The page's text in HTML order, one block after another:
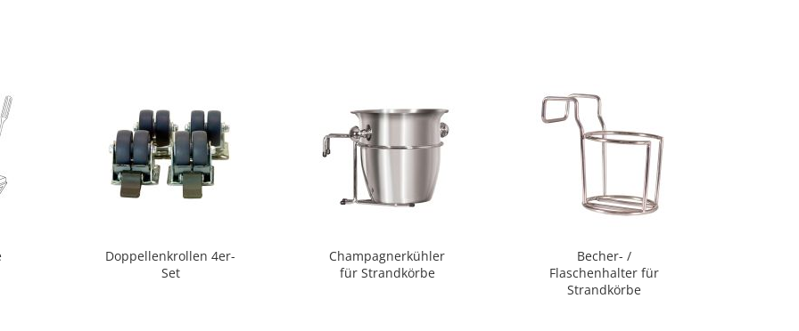
Doppellenkrollen 4er-
Set
Champagnerkühler
für Strandkörbe
Becher- /
Flaschenhalter für
Strandkörbe